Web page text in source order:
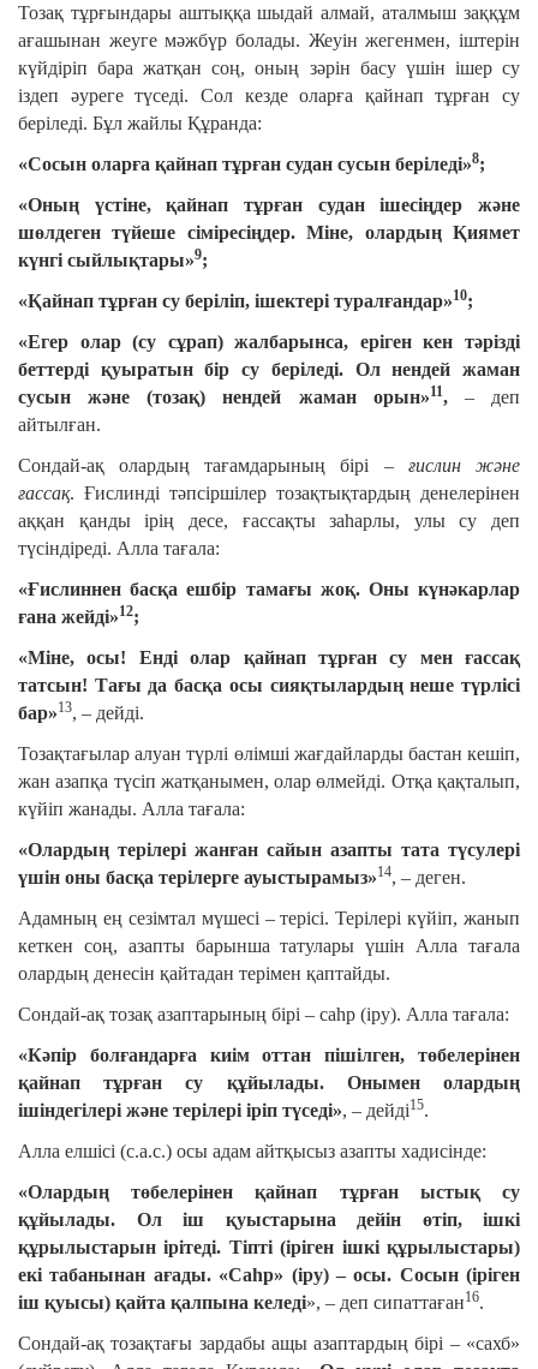
Тозақ тұрғындары аштыққа шыдай алмай, аталмыш заққұм
ағашынан жеуге мәжбүр болады. Жеуін жегенмен, іштерін
күйдіріп бара жатқан соң, оның зәрін басу үшін ішер су
іздеп әуреге түседі. Сол кезде оларға қайнап тұрған су
беріледі. Бұл жайлы Құранда:
«Сосын оларға қайнап тұрған судан сусын беріледі»8;
«Оның үстіне, қайнап тұрған судан ішесіңдер және
шөлдеген түйеше сіміресіңдер. Міне, олардың Қиямет
күнгі сыйлықтары»9;
«Қайнап тұрған су беріліп, ішектері туралғандар»10;
«Егер олар (су сұрап) жалбарынса, еріген кен тәрізді
беттерді қуыратын бір су беріледі. Ол нендей жаман
сусын және (тозақ) нендей жаман орын»11,– деп
айтылған.
Сондай-ақ олардың тағамдарының бірі – ғислин және
ғассақ. Ғислинді тәпсіршілер тозақтықтардың денелерінен
аққан қанды ірің десе, ғассақты заһарлы, улы су деп
түсіндіреді. Алла тағала:
«Ғислиннен басқа ешбір тамағы жоқ. Оны күнәкарлар
ғана жейді»12;
«Міне, осы! Енді олар қайнап тұрған су мен ғассақ
татсын! Тағы да басқа осы сияқтылардың неше түрлісі
бар»13, – дейді.
Тозақтағылар алуан түрлі өлімші жағдайларды бастан кешіп,
жан азапқа түсіп жатқанымен, олар өлмейді. Отқа қақталып,
күйіп жанады. Алла тағала:
«Олардың терілері жанған сайын азапты тата түсулері
үшін оны басқа терілерге ауыстырамыз»14, – деген.
Адамның ең сезімтал мүшесі – терісі. Терілері күйіп, жанып
кеткен соң, азапты барынша татулары үшін Алла тағала
олардың денесін қайтадан терімен қаптайды.
Сондай-ақ тозақ азаптарының бірі – саһр (іру). Алла тағала:
«Кәпір болғандарға киім оттан пішілген, төбелерінен
қайнап тұрған су құйылады. Онымен олардың
ішіндегілері және терілері іріп түседі», – дейді15.
Алла елшісі (с.а.с.) осы адам айтқысыз азапты хадисінде:
«Олардың төбелерінен қайнап тұрған ыстық су
құйылады. Ол іш қуыстарына дейін өтіп, ішкі
құрылыстарын ірітеді. Тіпті (іріген ішкі құрылыстары)
екі табанынан ағады. «Саһр» (іру) – осы. Сосын (іріген
іш қуысы) қайта қалпына келеді», – деп сипаттаған16.
Сондай-ақ тозақтағы зардабы ащы азаптардың бірі – «сахб»